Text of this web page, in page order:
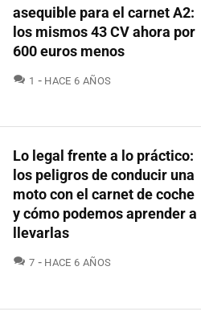
asequible para el carnet A2:
los mismos 43 CV ahora por
600 euros menos
1 COMENTARIOS
HACE 6 AÑOS
Lo legal frente a lo práctico:
los peligros de conducir una
moto con el carnet de coche
y cómo podemos aprender a
llevarlas
7 COMENTARIOS
HACE 6 AÑOS